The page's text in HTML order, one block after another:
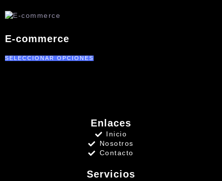
E-commerce
SELECCIONAR OPCIONES
Enlaces
Inicio
Nosotros
Contacto
Servicios